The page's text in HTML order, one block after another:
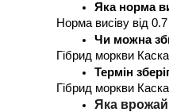
Яка норма
Норма висіву від
Чи можна
Гібрид моркви
Термін
Гібрид моркви
Яка